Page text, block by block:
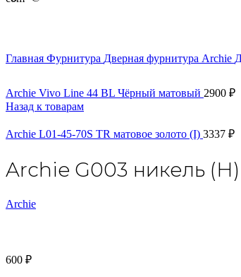
Главная Фурнитура Дверная фурнитура Archie
Archie Vivo Line 44 BL Чёрный матовый 2900 ₽
Назад к товарам
Archie L01-45-70S TR матовое золото (I) 3337 ₽
Archie G003 никель (H)
Archie
600 ₽